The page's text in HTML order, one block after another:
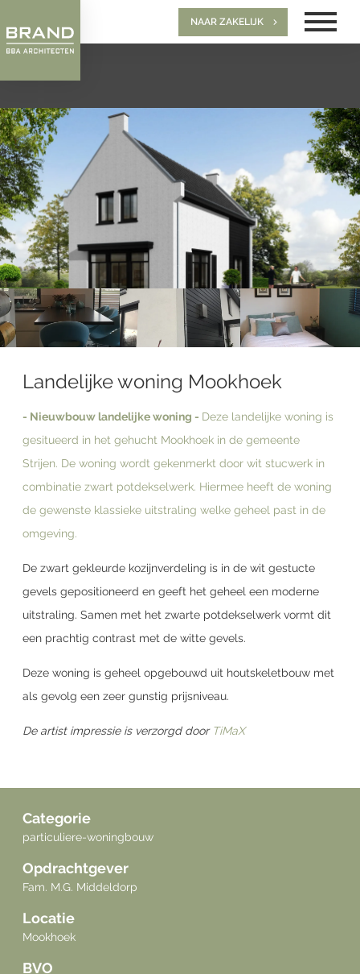
NAAR ZAKELIJK
Landelijke woning Mookhoek
- Nieuwbouw landelijke woning - Deze landelijke woning is
gesitueerd in het gehucht Mookhoek in de gemeente
Strijen. De woning wordt gekenmerkt door wit stucwerk in
combinatie zwart potdekselwerk. Hiermee heeft de woning
de gewenste klassieke uitstraling welke geheel past in de
omgeving.
De zwart gekleurde kozijnverdeling is in de wit gestucte
gevels gepositioneerd en geeft het geheel een moderne
uitstraling. Samen met het zwarte potdekselwerk vormt dit
een prachtig contrast met de witte gevels.
Deze woning is geheel opgebouwd uit houtskeletbouw met
als gevolg een zeer gunstig prijsniveau.
De artist impressie is verzorgd door TiMaX
Categorie
particuliere-woningbouw
Opdrachtgever
Fam. M.G. Middeldorp
Locatie
Mookhoek
BVO